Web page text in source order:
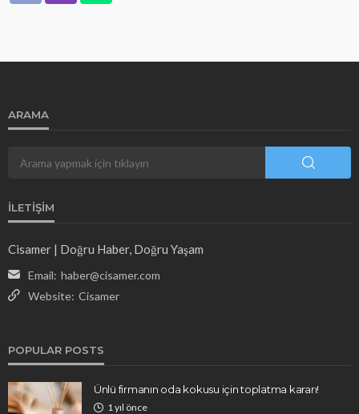
ARAMA
İLETIŞIM
Cisamer | Doğru Haber, Doğru Yaşam
Email: haber@cisamer.com
Website: Cisamer
POPULAR POSTS
Ünlü firmanın oda kokusu için toplatma kararı!
1 yıl önce